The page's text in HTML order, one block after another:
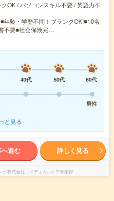
OK / パソコンスキル不要 / 英語力不
年齢・学歴不問！ブランクOK!■10名
不要■社会保険完…
40代 50代
60代
男性
と見る
へ進む 詳しく見る
グ株式会社 メディカルケア事業部